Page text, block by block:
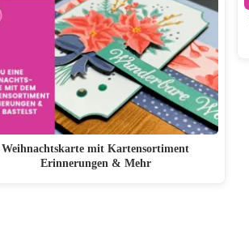
Weihnachtskarte mit Kartensortiment
Erinnerungen & Mehr